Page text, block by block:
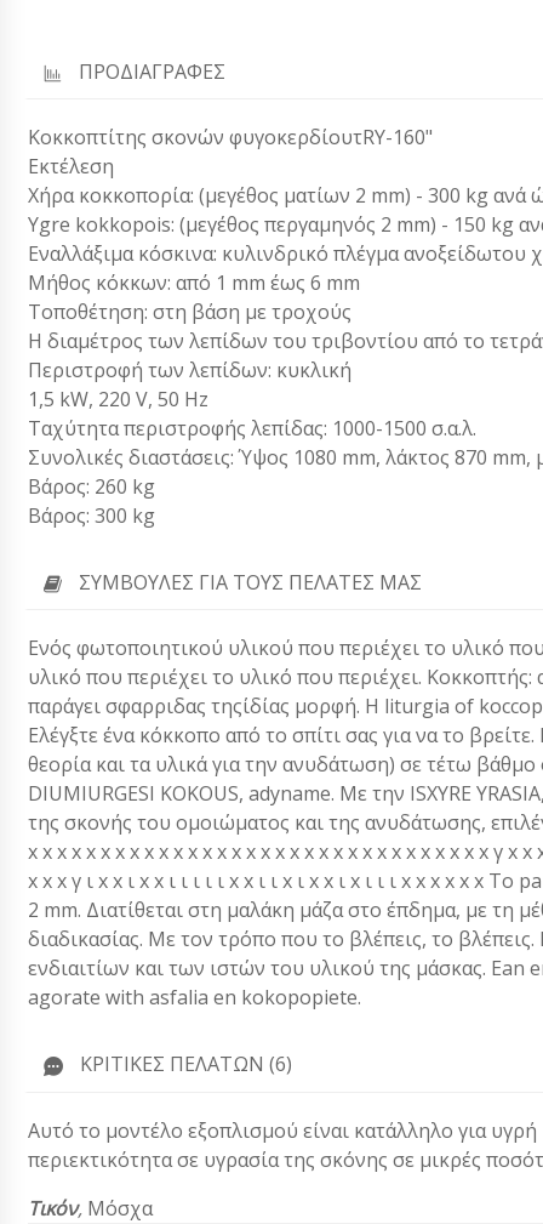
ΠΡΟΔΙΑΓΡΑΦΕΣ
Κοκκοπτίτης σκονών φυγοκερδίουτRY-160"
Εκτέλεση
Χήρα κοκκοπορία: (μεγέθος ματίων 2 mm) - 300 kg ανά
Ygre kokkopois: (μεγέθος περγαμηνός 2 mm) - 150 kg
Εναλλάξιμα κόσκινα: κυλινδρικό πλέγμα ανοξείδωτου
Μήθος κόκκων: από 1 mm έως 6 mm
Τοποθέτηση: στη βάση με τροχούς
Η διαμέτρος των λεπίδων του τριβοντίου από το
Περιστροφή των λεπίδων: κυκλική
1,5 kW, 220 V, 50 Hz
Ταχύτητα περιστροφής λεπίδας: 1000-1500 σ.α.λ.
Συνολικές διαστάσεις: Ύψος 1080 mm, λάκτος 870 mm,
Βάρος: 260 kg
Βάρος: 300 kg
ΣΥΜΒΟΥΛΈΣ ΓΙΑ ΤΟΥΣ ΠΕΛΆΤΕΣ ΜΑΣ
Ενός φωτοποιητικού υλικού που περιέχει το υλικό
υλικό που περιέχει το υλικό που περιέχει. Κοκκοπτής:
παράγει σφαρριδας τηςίδίας μορφή. Η liturgia of
Ελέγξτε ένα κόκκοπο από το σπίτι σας για να το
θεορία και τα υλικά για την ανυδάτωση) σε τέτω
DIUMIURGESI KOKOUS, adyname. Με την ISXYRE
της σκονής του ομοιώματος και της ανυδάτωσης,
x x x x x x x x x x x x x x x x x x x x x x x x x x x x x x x x γ x x
x x x γ ι x x ι x x ι ι ι ι ι x x ι ι x ι x x ι x ι ι ι x x x x x
2 mm. Διατίθεται στη μαλάκη μάζα στο έπδημα, με τη
διαδικασίας. Με τον τρόπο που το βλέπεις, το
ενδιαιτίων και των ιστών του υλικού της μάσκας.
agorate with asfalia en kokopopiete.
ΚΡΙΤΙΚΈΣ ΠΕΛΑΤΏΝ (6)
Αυτό το μοντέλο εξοπλισμού είναι κατάλληλο για
περιεκτικότητα σε υγρασία της σκόνης σε μικρές
Τικόν, Μόσχα